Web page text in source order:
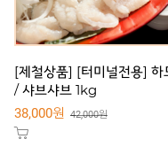
[제철상품] [터미널전용] 하
/ 샤브샤브 1kg
38,000원 42,000원